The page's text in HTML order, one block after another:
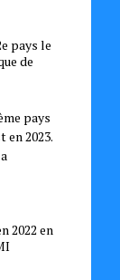
pays le
de
pays
en 2023.
2022 en